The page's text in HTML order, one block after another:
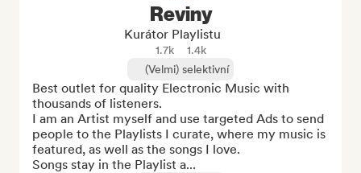
Reviny
Kurátor Playlistu
1.7k
1.4k
(Velmi) selektivní
Best outlet for quality Electronic Music with
thousands of listeners.
I am an Artist myself and use targeted Ads to send
people to the Playlists I curate, where my music is
featured, as well as the songs I love.
Songs stay in the Playlist a...